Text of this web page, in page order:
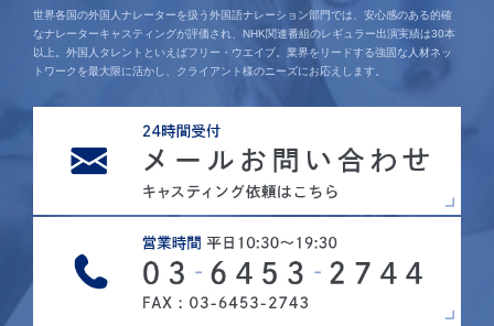
世界各国の外国人ナレーターを扱う外国語ナレーション部門では、安心感のある的確
なナレーターキャスティングが評価され、NHK関連番組のレギュラー出演実績は30本
以上。外国人タレントといえばフリー・ウエイブ。業界をリードする強固な人材ネッ
トワークを最大限に活かし、クライアント様のニーズにお応えします。